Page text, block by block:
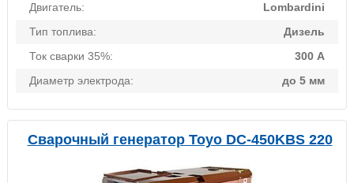
Двигатель:
Lombardini
Тип топлива:
Дизель
Ток сварки 35%:
300 А
Диаметр электрода:
до 5 мм
Сварочный генератор Toyo DC-450KBS 220